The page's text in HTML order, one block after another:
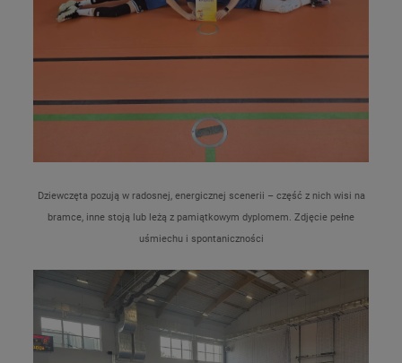
Dziewczęta pozują w radosnej, energicznej scenerii – część z nich wisi na
bramce, inne stoją lub leżą z pamiątkowym dyplomem. Zdjęcie pełne
uśmiechu i spontaniczności